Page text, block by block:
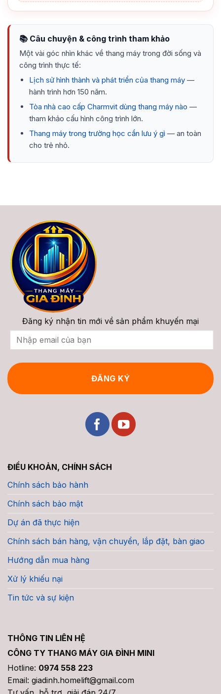
📚 Câu chuyện & công trình tham khảo
Một vài góc nhìn khác về thang máy trong đời sống và
công trình thực tế:
Lịch sử hình thành và phát triển của thang máy —
hành trình hơn 150 năm.
Tòa nhà cao cấp Charmvit dùng thang máy nào —
tham khảo cấu hình công trình lớn.
Thang máy trong trường học cần lưu ý gì — an toàn
cho trẻ nhỏ.
Đăng ký nhận tin mới về sản phẩm khuyến mại
ĐIỀU KHOẢN, CHÍNH SÁCH
Chính sách bảo hành
Chính sách bảo mật
Dự án đã thực hiện
Chính sách bán hàng, vận chuyển, lắp đặt, bàn giao
Hướng dẫn mua hàng
Xử lý khiếu nại
Tin tức và sự kiện
THÔNG TIN LIÊN HỆ
CÔNG TY THANG MÁY GIA ĐÌNH MINI
Hotline: 0974 558 223
Email: giadinh.homelift@gmail.com